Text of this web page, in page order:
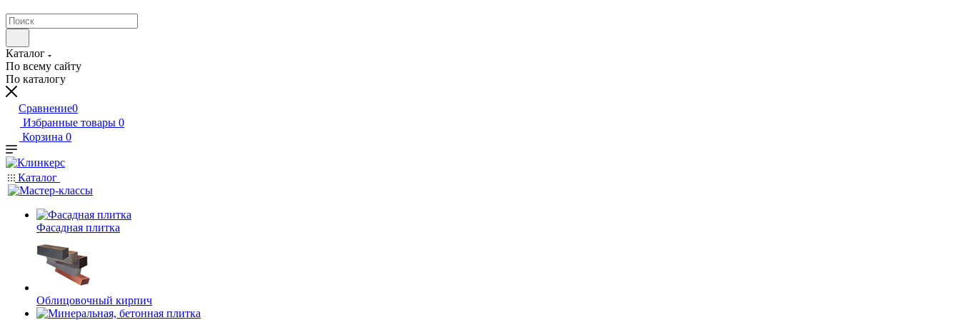
Каталог
По всему сайту
По каталогу
Сравнение0
Избранные товары 0
Корзина 0
Каталог
Фасадная плитка
Облицовочный кирпич